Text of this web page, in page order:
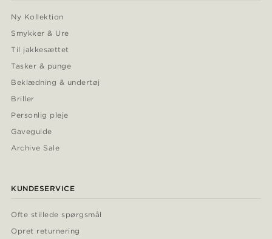
Ny Kollektion
Smykker & Ure
Til jakkesættet
Tasker & punge
Beklædning & undertøj
Briller
Personlig pleje
Gaveguide
Archive Sale
KUNDESERVICE
Ofte stillede spørgsmål
Opret returnering